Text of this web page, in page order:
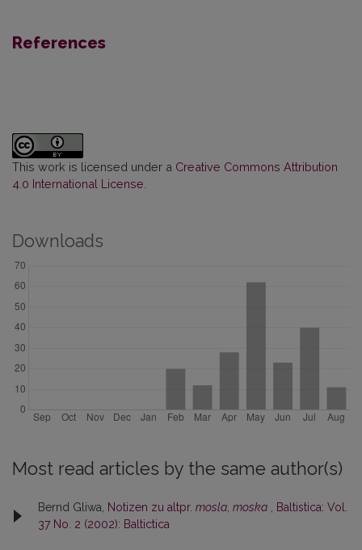
References
This work is licensed under a Creative Commons Attribution
4.0 International License
Downloads
Most read articles by the same author(s)
Bernd Gliwa, Notizen zu altpr. mosla moska
Baltistica: Vol.
37 No. 2 (2002): Baltictica